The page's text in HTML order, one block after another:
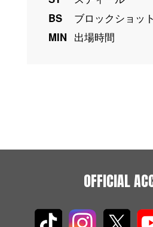
BS
ブロックショット
MIN 出場時間
OFFICIAL